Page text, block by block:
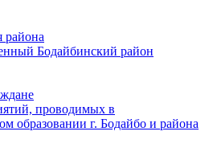
района
Бодайбинский район
проводимых в
образовании г. Бодайбо и района